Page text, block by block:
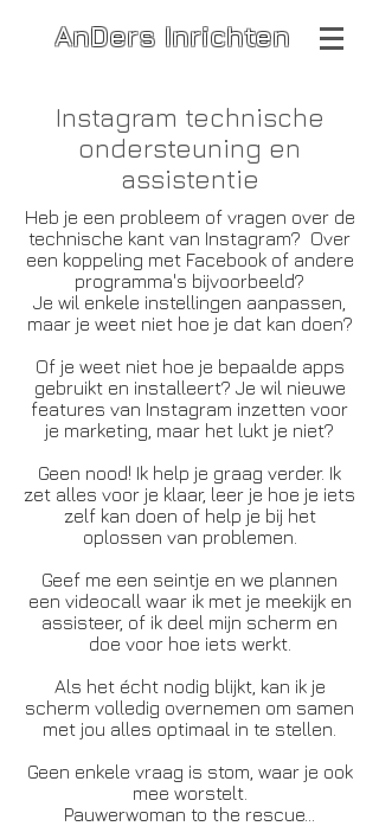
AnDers Inrichten
Instagram technische
ondersteuning en
assistentie
Heb je een probleem of vragen over de
technische kant van Instagram? Over
een koppeling met Facebook of andere
programma's bijvoorbeeld?
Je wil enkele instellingen aanpassen,
maar je weet niet hoe je dat kan doen?
Of je weet niet hoe je bepaalde apps
gebruikt en installeert? Je wil nieuwe
features van Instagram inzetten voor
je marketing, maar het lukt je niet?
Geen nood! Ik help je graag verder. Ik
zet alles voor je klaar, leer je hoe je iets
zelf kan doen of help je bij het
oplossen van problemen.
Geef me een seintje en we plannen
een videocall waar ik met je meekijk en
assisteer, of ik deel mijn scherm en
doe voor hoe iets werkt.
Als het écht nodig blijkt, kan ik je
scherm volledig overnemen om samen
met jou alles optimaal in te stellen.
Geen enkele vraag is stom, waar je ook
mee worstelt.
Pauwerwoman to the rescue...